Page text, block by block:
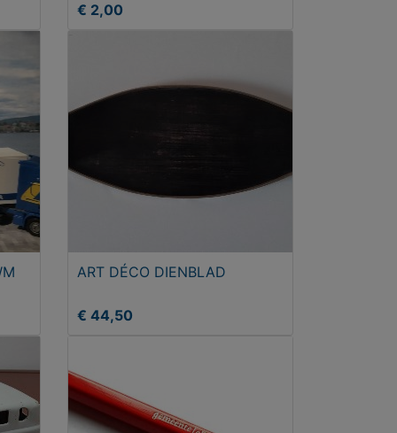
€ 2,00
ART DÉCO DIENBLAD
€ 44,50